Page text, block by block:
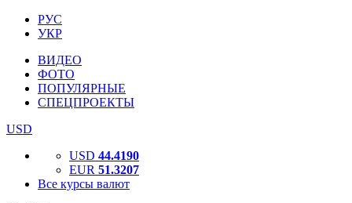
РУС
УКР
ВИДЕО
ФОТО
ПОПУЛЯРНЫЕ
СПЕЦПРОЕКТЫ
USD
USD 44.4190
EUR 51.3207
Все курсы валют